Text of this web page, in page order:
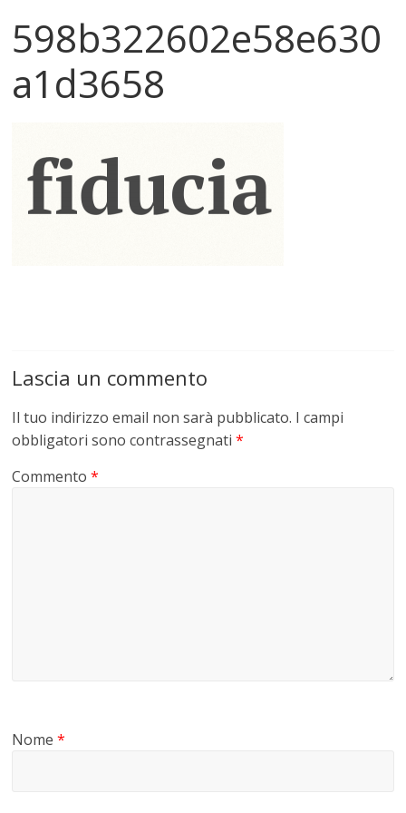
598b322602e58e630
a1d3658
Lascia un commento
Il tuo indirizzo email non sarà pubblicato. I campi
obbligatori sono contrassegnati*
Commento*
Nome*